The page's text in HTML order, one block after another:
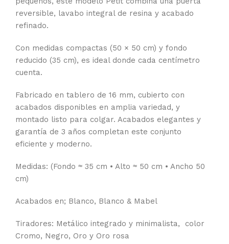
reversible, lavabo integral de resina y acabado
refinado.
Con medidas compactas (50 × 50 cm) y fondo
reducido (35 cm), es ideal donde cada centímetro
cuenta.
Fabricado en tablero de 16 mm, cubierto con
acabados disponibles en amplia variedad, y
montado listo para colgar. Acabados elegantes y
garantía de 3 años completan este conjunto
eficiente y moderno.
Medidas: (Fondo ≈ 35 cm • Alto ≈ 50 cm • Ancho 50
cm)
Acabados en; Blanco, Blanco & Mabel
Tiradores: Metálico integrado y minimalista, color
Cromo, Negro, Oro y Oro rosa